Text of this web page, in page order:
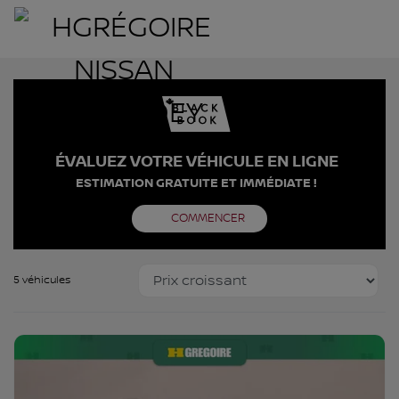
ÉVALUEZ VOTRE VÉHICULE EN LIGNE
ESTIMATION GRATUITE ET IMMÉDIATE !
COMMENCER
5 véhicules